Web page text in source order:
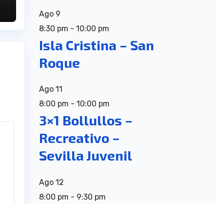
Ago 9
8:30 pm - 10:00 pm
Isla Cristina – San
Roque
Ago 11
8:00 pm - 10:00 pm
3×1 Bollullos –
Recreativo –
Sevilla Juvenil
Ago 12
8:00 pm - 9:30 pm